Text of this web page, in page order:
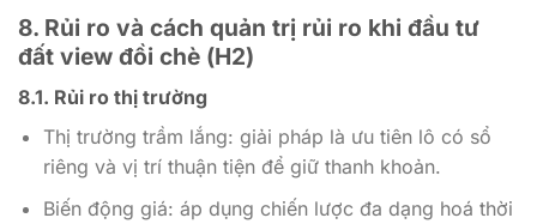
8. Rủi ro và cách quản trị rủi ro khi đầu tư
đất view đồi chè (H2)
8.1. Rủi ro thị trường
Thị trường trầm lắng: giải pháp là ưu tiên lô có sổ
riêng và vị trí thuận tiện để giữ thanh khoản.
Biến động giá: áp dụng chiến lược đa dạng hoá thời